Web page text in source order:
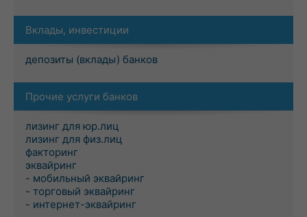
Вклады, инвестиции
депозиты (вклады) банков
Прочие услуги банков
лизинг для юр.лиц
лизинг для физ.лиц
факторинг
эквайринг
- мобильный эквайринг
- торговый эквайринг
- интернет-эквайринг